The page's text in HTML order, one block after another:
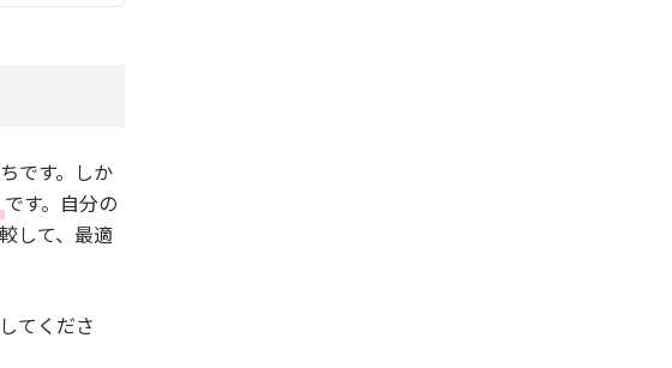
です。しか
です。自分の
して、最適
てくださ